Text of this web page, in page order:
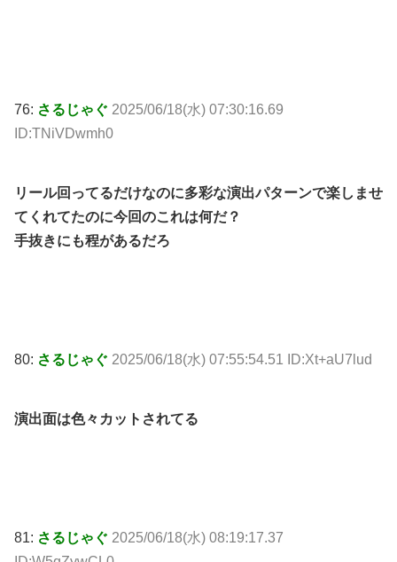
76: さるじゃぐ 2025/06/18(水) 07:30:16.69
ID:TNiVDwmh0
リール回ってるだけなのに多彩な演出パターンで楽しませ
てくれてたのに今回のこれは何だ？
手抜きにも程があるだろ
80: さるじゃぐ 2025/06/18(水) 07:55:54.51 ID:Xt+aU7lud
演出面は色々カットされてる
81: さるじゃぐ 2025/06/18(水) 08:19:17.37